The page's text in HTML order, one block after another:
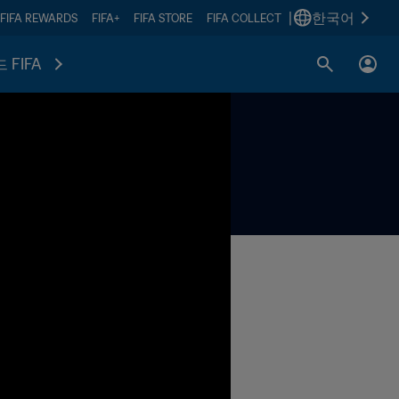
FIFA REWARDS FIFA+ FIFA STORE FIFA COLLECT 한국어
FIFA